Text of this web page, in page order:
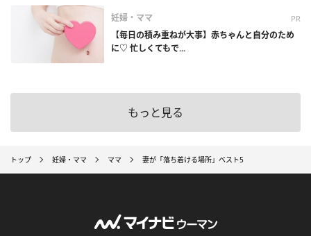
妊婦・ママ PR
【毎日の積み重ねが大事】赤ちゃんと自分のため
に♡ 忙しくてもで...
もっと見る
トップ 妊婦・ママ ママ 妻が「落ち着ける場所」ベスト5